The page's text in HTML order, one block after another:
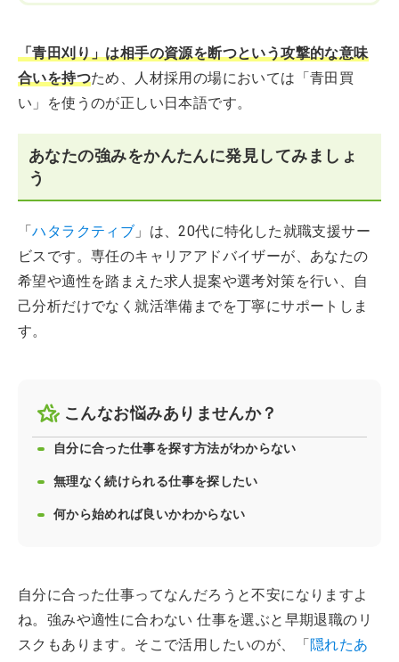
「青田刈り」は相手の資源を断つという攻撃的な意味
合いを持つため、人材採用の場においては「青田買
い」を使うのが正しい日本語です。
あなたの強みをかんたんに発見してみましょ
う
「ハタラクティブ 」は、20代に特化した就職支援サー
ビスです。専任のキャリアアドバイザーが、あなたの
希望や適性を踏まえた求人提案や選考対策を行い、自
己分析だけでなく就活準備までを丁寧にサポートしま
す。
こんなお悩みありませんか？
自分に合った仕事を探す方法がわからない
無理なく続けられる仕事を探したい
何から始めれば良いかわからない
自分に合った仕事ってなんだろうと不安になりますよ
ね。強みや適性に合わない 仕事を選ぶと早期退職のリ
スクもあります。そこで活用したいのが、「隠れたあ